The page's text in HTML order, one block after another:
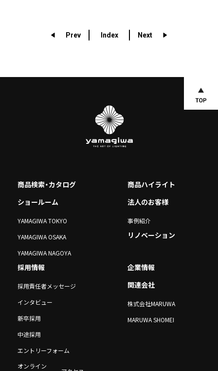
Prev Index Next
商品検索・カタログ
商品ハイライト
ショールーム
YAMAGIWA TOKYO
YAMAGIWA OSAKA
YAMAGIWA NAGOYA
法人のお客様
事例紹介
リノベーション
採用情報
採用責任者メッセージ
インタビュー
新卒採用
中途採用
エントリーフォーム
企業情報
関連会社
株式会社MARUWA
MARUWA SHOMEI
オンライン